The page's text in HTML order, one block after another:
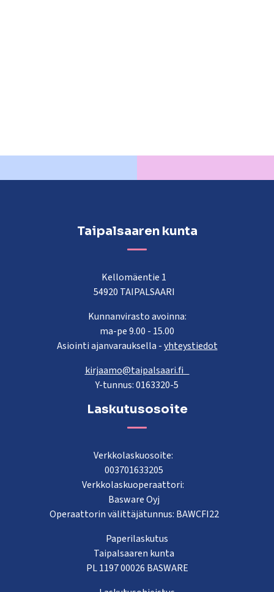
Taipalsaaren kunta
Kellomäentie 1
54920 TAIPALSAARI
Kunnanvirasto avoinna:
ma-pe 9.00 - 15.00
Asiointi ajanvarauksella -yhteystiedot
kirjaamo@taipalsaari.fi
Y-tunnus: 0163320-5
Laskutusosoite
Verkkolaskuosoite:
003701633205
Verkkolaskuoperaattori:
Basware Oyj
Operaattorin välittäjätunnus: BAWCFI22
Paperilaskutus
Taipalsaaren kunta
PL 1197 00026 BASWARE